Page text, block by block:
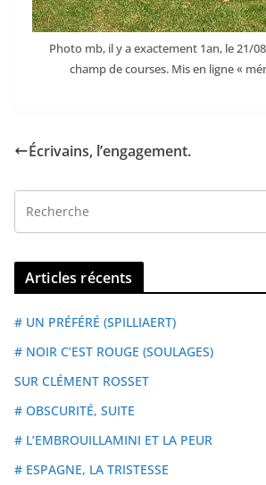
Photo mb, il y a exactement 1an, le 21/
champ de courses. Mis en ligne «
Écrivains, l’engagement.
Articles récents
# UN PRÉFÉRÉ (SPILLIAERT)
# NOIR C’EST ROUGE (SOULAGES)
SUR CLÉMENT ROSSET
# OBSCURITÉ, SUITE
# L’EMBROUILLAMINI ET LA PEUR
# ESPAGNE, LA TRISTESSE